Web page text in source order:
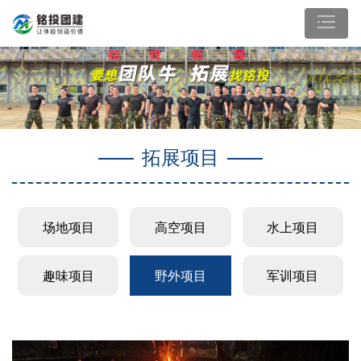
拓展项目
场地项目 高空项目 水上项目
趣味项目 野外项目 军训项目